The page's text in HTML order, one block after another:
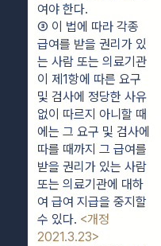
여야 한다.
③ 이 법에 따라 각종
급여를 받을 권리가 있
는 사람 또는 의료기관
이 제1항에 따른 요구
및 검사에 정당한 사유
없이 따르지 아니할 때
에는 그 요구 및 검사에
따를 때까지 그 급여를
받을 권리가 있는 사람
또는 의료기관에 대하
여 급여 지급을 중지할
수 있다. <개정
2021.3.23>